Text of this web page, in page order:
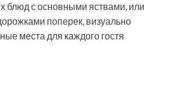
блюд с основными яствами, или
поперек, визуально
места для каждого гостя